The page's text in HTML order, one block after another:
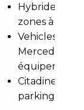
Hybrides et
zones à
Vehicles
Mercedes)
équipements.
Citadines
parkings